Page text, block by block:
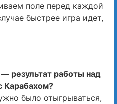
поле перед каждой
быстрее игра идет,
результат работы над
Карабахом?
было отыгрываться,